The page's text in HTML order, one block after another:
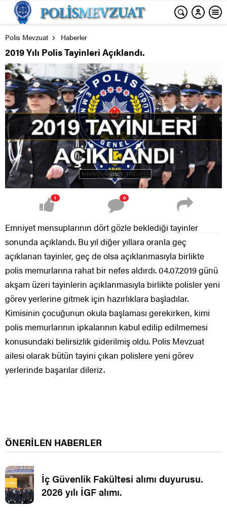
Polis Mevzuat Haberler
2019 Yılı Polis Tayinleri Açıklandı.
1 0
Emniyet mensuplarının dört gözle beklediği tayinler
sonunda açıklandı. Bu yıl diğer yıllara oranla geç
açıklanan tayinler, geç de olsa açıklanmasıyla birlikte
polis memurlarına rahat bir nefes aldırdı. 04.07.2019 günü
akşam üzeri tayinlerin açıklanmasıyla birlikte polisler yeni
görev yerlerine gitmek için hazırlıklara başladılar.
Kimisinin çocuğunun okula başlaması gerekirken, kimi
polis memurlarının ipkalarının kabul edilip edilmemesi
konusundaki belirsizlik giderilmiş oldu. Polis Mevzuat
ailesi olarak bütün tayini çıkan polislere yeni görev
yerlerinde başarılar dileriz.
ÖNERİLEN HABERLER
İç Güvenlik Fakültesi alımı duyurusu.
2026 yılı İGF alımı.